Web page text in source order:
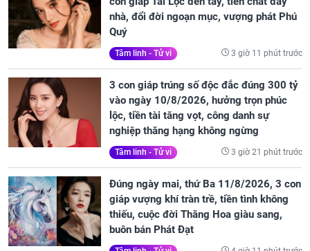
nhà, đổi đời ngoạn mục, vượng phát Phú
Quý
Tâm linh - Tử vi 3 giờ 11 phút trước
3 con giáp trúng số độc đắc đúng 300 tỷ
vào ngày 10/8/2026, hưởng trọn phúc
lộc, tiền tài tăng vọt, công danh sự
nghiệp thăng hạng không ngừng
Tâm linh - Tử vi 3 giờ 21 phút trước
Đúng ngày mai, thứ Ba 11/8/2026, 3 con
giáp vượng khí tràn trề, tiền tình không
thiếu, cuộc đời Thăng Hoa giàu sang,
buôn bán Phát Đạt